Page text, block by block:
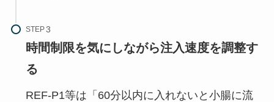
STEP
時間制限を気にしながら注入速度を調整す
る
REF-P1等は「60分以内に入れないと小腸に流